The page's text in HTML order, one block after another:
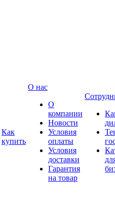
Как
купить
О нас
О
компании
Новости
Условия
оплаты
Условия
доставки
Гарантия
на товар